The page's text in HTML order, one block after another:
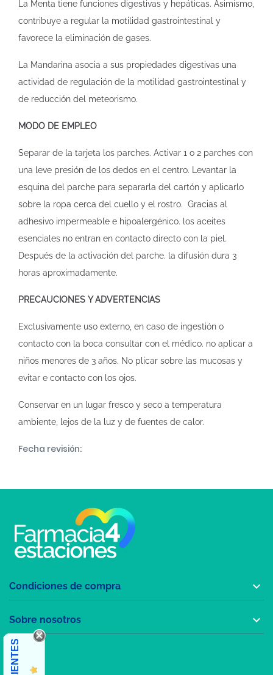
La Menta tiene funciones digestivas y hepáticas. Asimismo,
contribuye a regular la motilidad gastrointestinal y
favorece la eliminación de gases.
La Mandarina asocia a sus propiedades digestivas una
actividad de regulación de la motilidad gastrointestinal y
de reducción del meteorismo.
MODO DE EMPLEO
Separar de la tarjeta los parches. Activar 1 o 2 parches con
una leve presión de los dedos en el centro. Levantar la
esquina del parche para separarla del cartón y aplicarlo
sobre la ropa cerca del cuello y el rostro. Gracias al
adhesivo impermeable e hipoalergénico. los aceites
esenciales no entran en contacto directo con la piel.
Después de la activación del parche. la difusión dura 3
horas aproximadamente.
PRECAUCIONES Y ADVERTENCIAS
Exclusivamente uso externo, en caso de ingestión o
contacto con la boca consultar con el médico. no aplicar a
niños menores de 3 años. No plicar sobre las mucosas y
evitar e contacto con los ojos.
Conservar en un lugar fresco y seco a temperatura
ambiente, lejos de la luz y de fuentes de calor.
Fecha revisión:
Condiciones de compra 
Sobre nosotros 